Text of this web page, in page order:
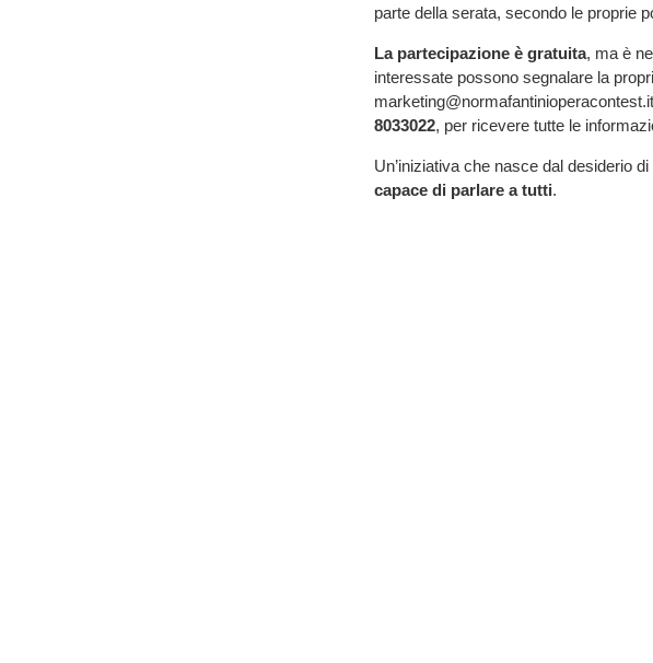
parte della serata, secondo le proprie
La partecipazione è gratuita, ma è
interessate possono segnalare la
8033022, per ricevere tutte le
Un’iniziativa che nasce dal desiderio di
capace di parlare a tutti.